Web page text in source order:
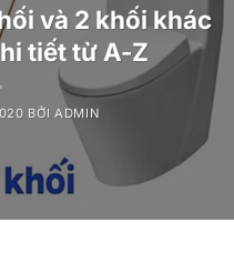
và 2 khối khác
tiết từ A-Z
BỞIADMIN